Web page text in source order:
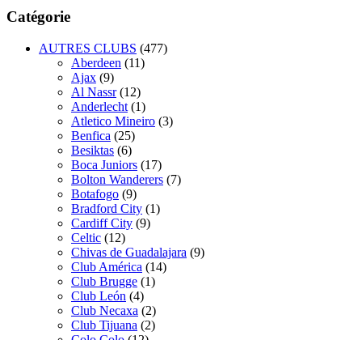
Catégorie
AUTRES CLUBS (477)
Aberdeen (11)
Ajax (9)
Al Nassr (12)
Anderlecht (1)
Atletico Mineiro (3)
Benfica (25)
Besiktas (6)
Boca Juniors (17)
Bolton Wanderers (7)
Botafogo (9)
Bradford City (1)
Cardiff City (9)
Celtic (12)
Chivas de Guadalajara (9)
Club América (14)
Club Brugge (1)
Club León (4)
Club Necaxa (2)
Club Tijuana (2)